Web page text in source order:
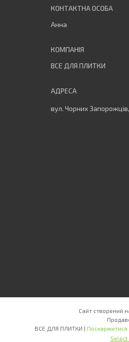
Анна
ВСЕ ДЛЯ ПЛИТКИ
вул. Чорних
Сайт створений
ВСЕ ДЛЯ ПЛИТКИ | Поскаржитися